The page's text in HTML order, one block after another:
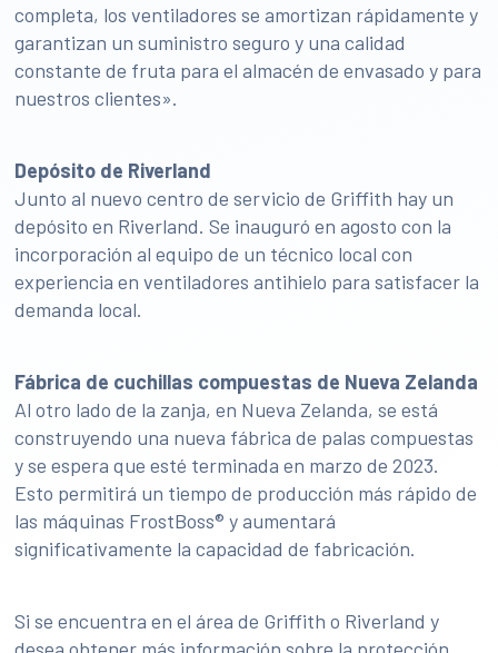
completa, los ventiladores se amortizan rápidamente y
garantizan un suministro seguro y una calidad
constante de fruta para el almacén de envasado y para
nuestros clientes».
Depósito de Riverland
Junto al nuevo centro de servicio de Griffith hay un
depósito en Riverland. Se inauguró en agosto con la
incorporación al equipo de un técnico local con
experiencia en ventiladores antihielo para satisfacer la
demanda local.
Fábrica de cuchillas compuestas de Nueva Zelanda
Al otro lado de la zanja, en Nueva Zelanda, se está
construyendo una nueva fábrica de palas compuestas
y se espera que esté terminada en marzo de 2023.
Esto permitirá un tiempo de producción más rápido de
las máquinas FrostBoss® y aumentará
significativamente la capacidad de fabricación.
Si se encuentra en el área de Griffith o Riverland y
desea obtener más información sobre la protección